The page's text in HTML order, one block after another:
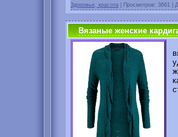
Здоровье, красота Просмотров: 3661 |
Вязаные женские